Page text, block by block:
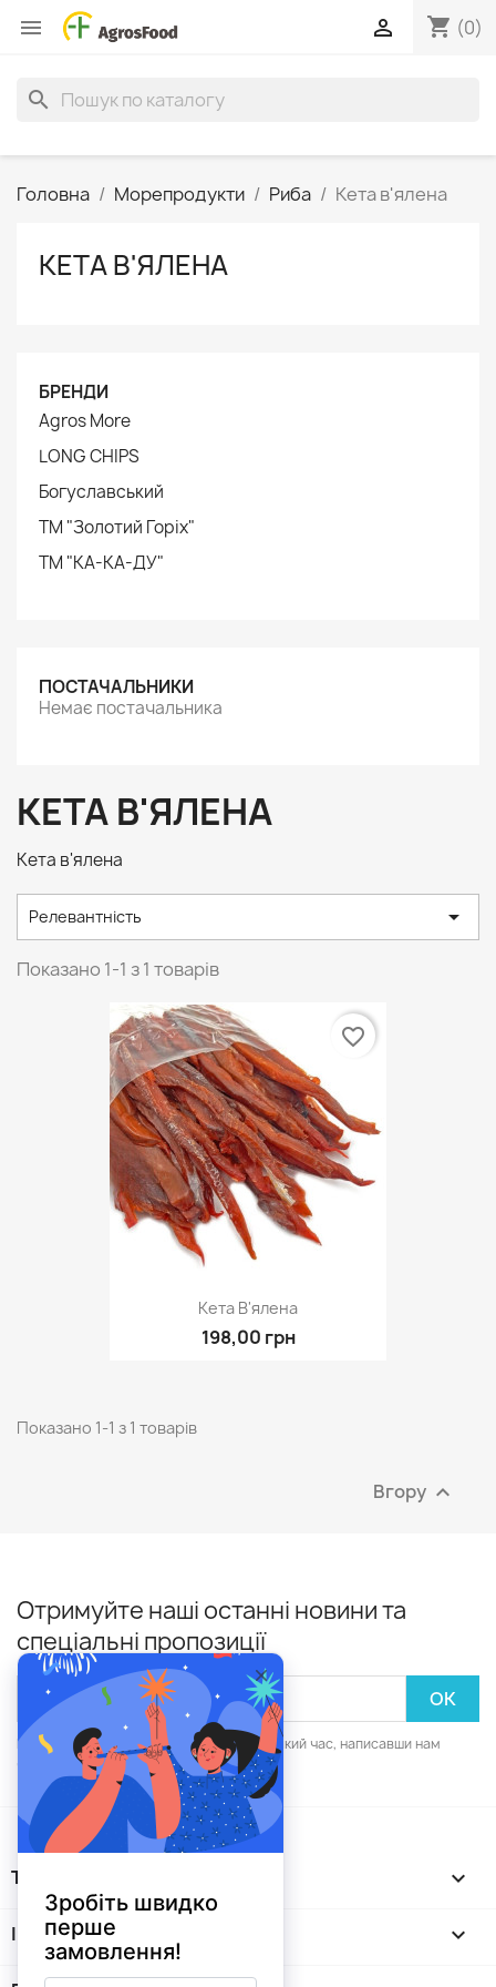
 shopping_cart (0)

search
Головна Морепродукти Риба Кета в'ялена
КЕТА В'ЯЛЕНА
БРЕНДИ
Agros More
LONG CHIPS
Богуславський
ТМ "Золотий Горіх"
ТМ "КА-КА-ДУ"
ПОСТАЧАЛЬНИКИ
Немає постачальника
КЕТА В'ЯЛЕНА
Кета в'ялена
Релевантність 
Показано 1-1 з 1 товарів
Кета В'ялена
198,00 грн
favorite_border
Показано 1-1 з 1 товарів
Вгору 
Отримуйте наші останні новини та
спеціальні пропозиції
Ви зможете скасувати підписку в будь-який час, написавши нам
через форму зворотнього зв'язку.
ТОВАРИ 
ІНФОРМАЦІЯ 